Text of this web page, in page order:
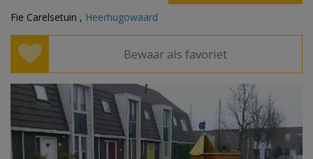
Fie Carelsetuin , Heerhugowaard
Bewaar als favoriet